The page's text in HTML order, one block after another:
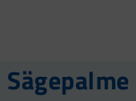
Sägepalme